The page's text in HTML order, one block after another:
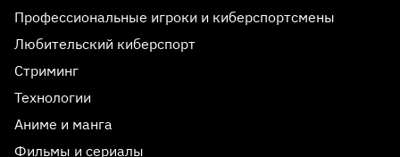
Профессиональные игроки и киберспортсмены
Любительский киберспорт
Стриминг
Технологии
Аниме и манга
Фильмы и сериалы